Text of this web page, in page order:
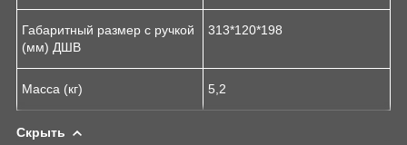
Габаритный размер с ручкой
(мм) ДШВ
313*120*198
Масса (кг) 5,2
Скрыть